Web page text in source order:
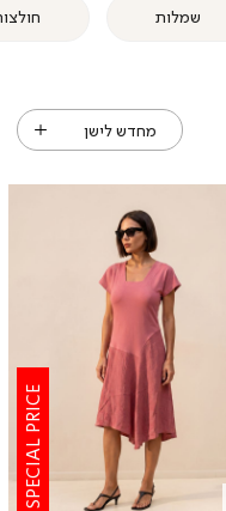
שמלות
SPECIAL PRICE